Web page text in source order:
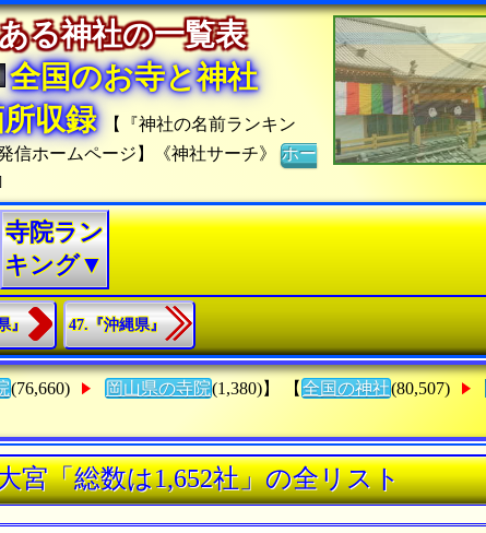
ある神社の一覧表
全国のお寺と神社
所収録
【『神社の名前ランキン
信ホームページ】《神社サーチ》ホー
寺院ラン
キング▼
』 47.『沖縄県』
(76,660) 岡山県の寺院(1,380)】 【 全国の神社(80,507)
宮「総数は1,652社」の全リスト